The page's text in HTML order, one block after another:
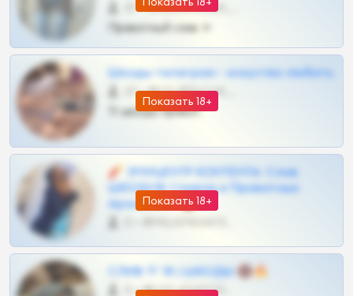
57 •
Приватный слив тг
Показать 18+
Шкоды телеграм - искуство любить
27 •
Тг шкоды приват
Показать 18+
🧨 ЭПИЦЕНТР КОНТЕНТА: Слив
ШКОДОВ Сливов и Приватных
Архивов ТГ 🔞💎
СЛИВ ТГ 18 | ШКОДЫ 🔞🔥
0 •